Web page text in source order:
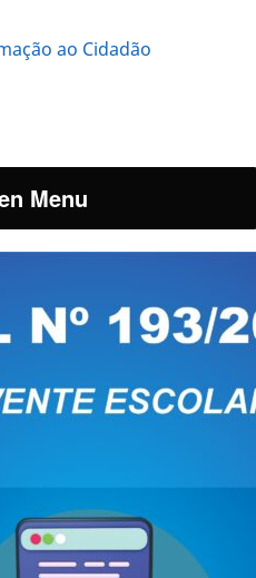
ao Cidadão
Menu